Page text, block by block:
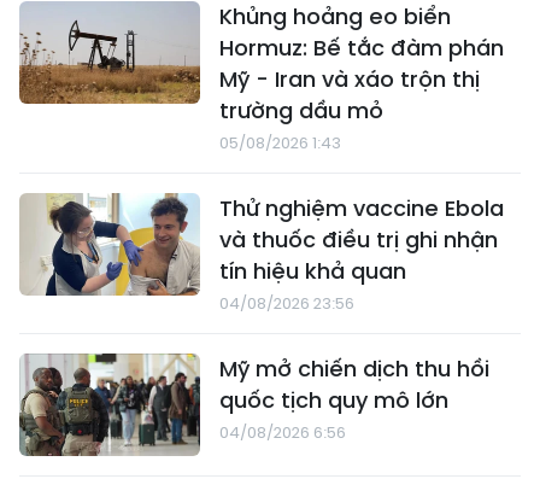
Khủng hoảng eo biển
Hormuz: Bế tắc đàm phán
Mỹ - Iran và xáo trộn thị
trường dầu mỏ
05/08/2026 1:43
Thử nghiệm vaccine Ebola
và thuốc điều trị ghi nhận
tín hiệu khả quan
04/08/2026 23:56
Mỹ mở chiến dịch thu hồi
quốc tịch quy mô lớn
04/08/2026 6:56